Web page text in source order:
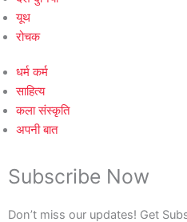
यूथ
रोचक
धर्म कर्म
साहित्य
कला संस्कृति
अपनी बात
Subscribe Now
Don’t miss our updates! Get